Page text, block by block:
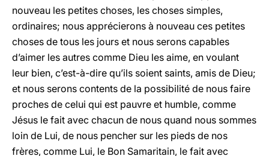
nouveau les petites choses, les choses simples,
ordinaires; nous apprécierons à nouveau ces petites
choses de tous les jours et nous serons capables
d’aimer les autres comme Dieu les aime, en voulant
leur bien, c’est-à-dire qu’ils soient saints, amis de Dieu;
et nous serons contents de la possibilité de nous faire
proches de celui qui est pauvre et humble, comme
Jésus le fait avec chacun de nous quand nous sommes
loin de Lui, de nous pencher sur les pieds de nos
frères, comme Lui, le Bon Samaritain, le fait avec